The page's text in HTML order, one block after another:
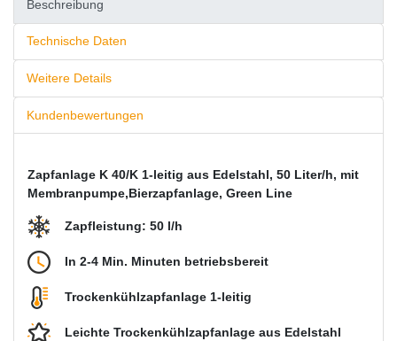
Beschreibung
Technische Daten
Weitere Details
Kundenbewertungen
Zapfanlage K 40/K 1-leitig aus Edelstahl, 50 Liter/h, mit
Membranpumpe,Bierzapfanlage, Green Line
Zapfleistung: 50 l/h
In 2-4 Min. Minuten betriebsbereit
Trockenkühlzapfanlage 1-leitig
Leichte Trockenkühlzapfanlage aus Edelstahl